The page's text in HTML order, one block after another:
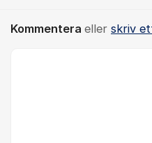
Kommentera eller skriv